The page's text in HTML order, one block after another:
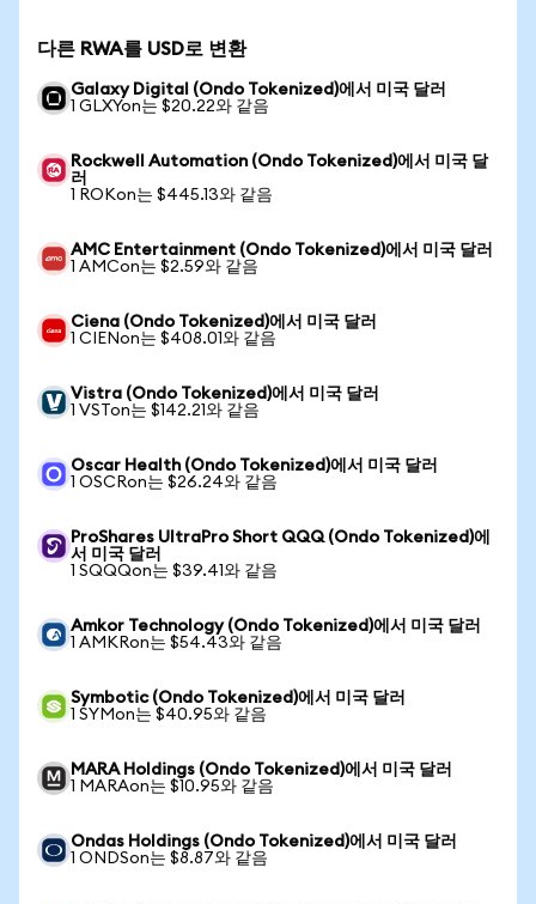
다른 RWA를 USD로 변환
Galaxy Digital (Ondo Tokenized)에서 미국 달러
1 GLXYon는 $20.22와 같음
Rockwell Automation (Ondo Tokenized)에서 미국 달
러
1 ROKon는 $445.13와 같음
AMC Entertainment (Ondo Tokenized)에서 미국 달러
1 AMCon는 $2.59와 같음
Ciena (Ondo Tokenized)에서 미국 달러
1 CIENon는 $408.01와 같음
Vistra (Ondo Tokenized)에서 미국 달러
1 VSTon는 $142.21와 같음
Oscar Health (Ondo Tokenized)에서 미국 달러
1 OSCRon는 $26.24와 같음
ProShares UltraPro Short QQQ (Ondo Tokenized)에
서 미국 달러
1 SQQQon는 $39.41와 같음
Amkor Technology (Ondo Tokenized)에서 미국 달러
1 AMKRon는 $54.43와 같음
Symbotic (Ondo Tokenized)에서 미국 달러
1 SYMon는 $40.95와 같음
MARA Holdings (Ondo Tokenized)에서 미국 달러
1 MARAon는 $10.95와 같음
Ondas Holdings (Ondo Tokenized)에서 미국 달러
1 ONDSon는 $8.87와 같음